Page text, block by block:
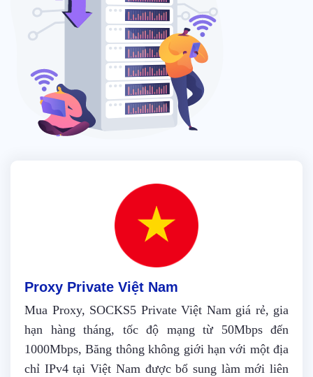
Proxy Private Việt Nam
Mua Proxy, SOCKS5 Private Việt Nam giá rẻ, gia
hạn hàng tháng, tốc độ mạng từ 50Mbps đến
1000Mbps, Băng thông không giới hạn với một địa
chỉ IPv4 tại Việt Nam được bổ sung làm mới liên